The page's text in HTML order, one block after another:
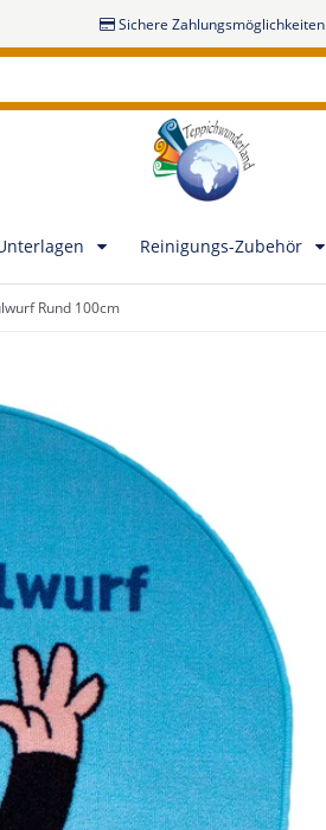
Sichere Zahlungsmöglichkeiten
Reinigungs-Zubehör
Rund 100cm